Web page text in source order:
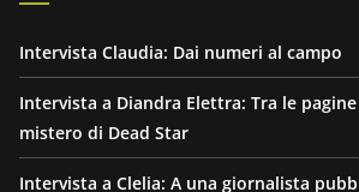
Intervista Claudia: Dai numeri al campo
Intervista a Diandra Elettra: Tra le
mistero di Dead Star
Intervista a Clelia: A una giornalista